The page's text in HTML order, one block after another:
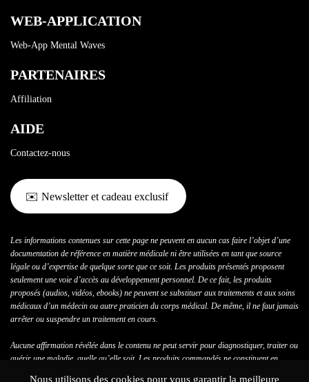
Nous utilisons des cookies pour vous garantir la meilleure
WEB-APPLICATION
Web-App Mental Waves
PARTENAIRES
Affiliation
AIDE
Contactez-nous
✉️ Newsletter et cadeau exclusif
Les informations contenues sur cette page ne peuvent en aucun cas faire l’objet d’une
documentation de référence en matière médicale ni être utilisées en tant que source
légale ou d’expertise de quelque sorte que ce soit. Les produits présentés proposent
seulement une voie d’accès au développement personnel. De ce fait, les produits
proposés (audios, vidéos, ebooks) ne peuvent se substituer aux traitements et aux soins
médicaux d’un médecin ou autre praticien du corps médical. De même, il ne faut jamais
arrêter ou suspendre un traitement en cours.
Aucune affirmation révélée dans le contenu ne peut servir pour diagnostiquer, traiter ou
guérir une maladie, quelle qu’elle soit. Les produits commandés ne constituent en